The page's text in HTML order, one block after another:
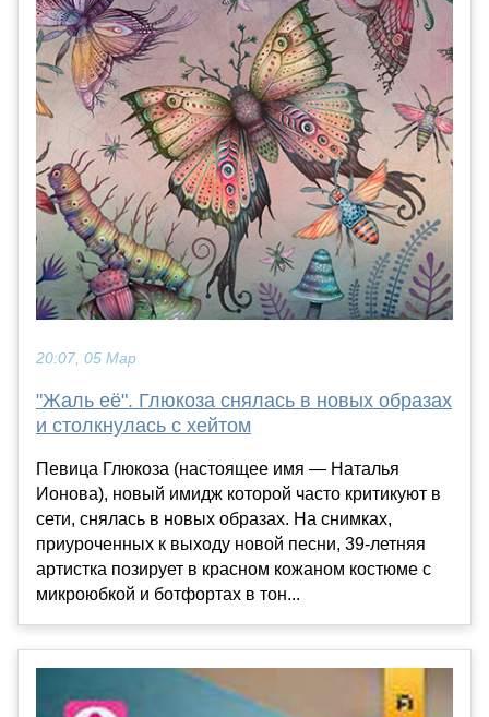
20:07, 05 Мар
"Жаль её". Глюкоза снялась в новых образах
и столкнулась с хейтом
Певица Глюкоза (настоящее имя — Наталья
Ионова), новый имидж которой часто критикуют в
сети, снялась в новых образах. На снимках,
приуроченных к выходу новой песни, 39-летняя
артистка позирует в красном кожаном костюме с
микроюбкой и ботфортах в тон...